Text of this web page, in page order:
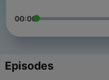
00:00
Episodes